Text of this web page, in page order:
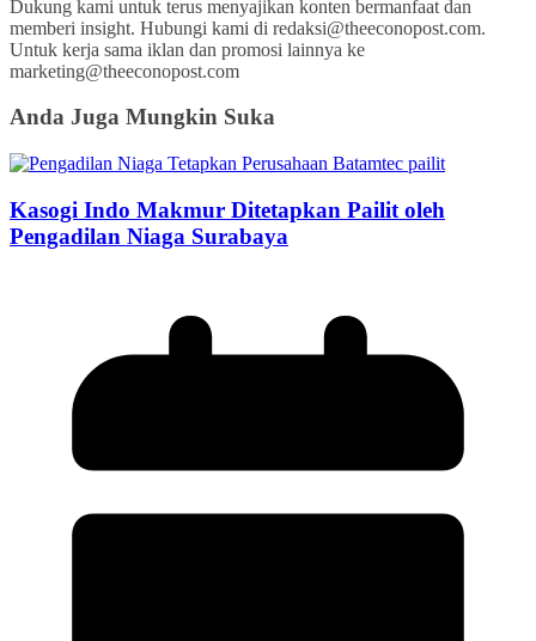
Dukung kami untuk terus menyajikan konten bermanfaat dan
memberi insight. Hubungi kami di redaksi@theeconopost.com.
Untuk kerja sama iklan dan promosi lainnya ke
marketing@theeconopost.com
Anda Juga Mungkin Suka
Kasogi Indo Makmur Ditetapkan Pailit oleh
Pengadilan Niaga Surabaya